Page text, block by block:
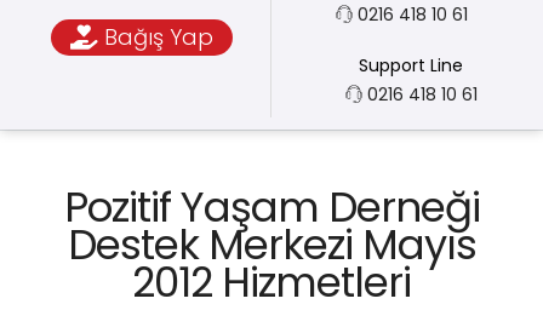
Bağış Yap
0216 418 10 61
Support Line
0216 418 10 61
Pozitif Yaşam Derneği
Destek Merkezi Mayıs
2012 Hizmetleri